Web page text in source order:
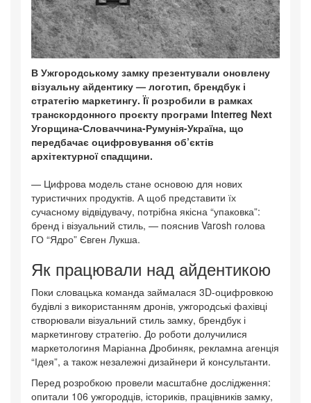
В Ужгородському замку презентували оновлену
візуальну айдентику — логотип, брендбук і
стратегію маркетингу. Її розробили в рамках
транскордонного проєкту програми Interreg Next
Угорщина-Словаччина-Румунія-Україна, що
передбачає оцифровування об’єктів
архітектурної спадщини.
— Цифрова модель стане основою для нових
туристичних продуктів. А щоб представити їх
сучасному відвідувачу, потрібна якісна “упаковка”:
бренд і візуальний стиль, — пояснив Varosh голова
ГО “Ядро” Євген Лукша.
Як працювали над айдентикою
Поки словацька команда займалася 3D-оцифровкою
будівлі з використанням дронів, ужгородські фахівці
створювали візуальний стиль замку, брендбук і
маркетингову стратегію. До роботи долучилися
маркетологиня Маріанна Дробиняк, рекламна агенція
“Ідея”, а також незалежні дизайнери й консультанти.
Перед розробкою провели масштабне дослідження:
опитали 106 ужгородців, істориків, працівників замку,